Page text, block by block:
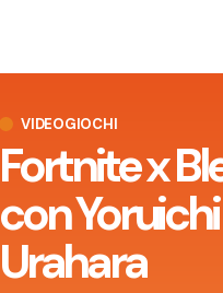
VIDEOGIOCHI
Fortnite x
con
Urahara